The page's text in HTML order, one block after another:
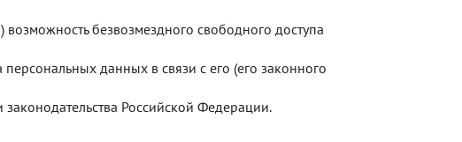
безвозмездного свободного доступа
данных в связи с его (его законного
Российской Федерации.